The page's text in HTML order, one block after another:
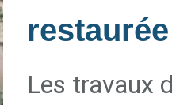
Les travaux